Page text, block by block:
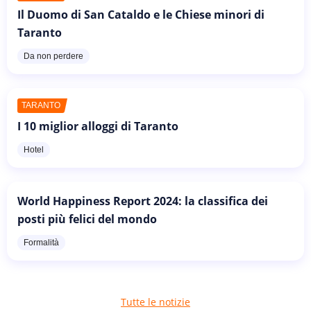
Il Duomo di San Cataldo e le Chiese minori di
Taranto
Da non perdere
TARANTO
I 10 miglior alloggi di Taranto
Hotel
World Happiness Report 2024: la classifica dei
posti più felici del mondo
Formalità
Tutte le notizie